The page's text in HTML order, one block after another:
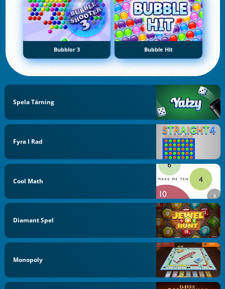
Bubblor 3 Bubble Hit
Spela Tärning
Fyra I Rad
Cool Math
Diamant Spel
Monopoly